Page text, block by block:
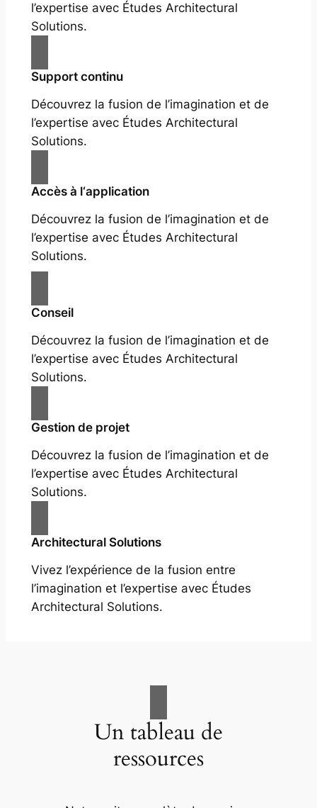
l’expertise avec Études Architectural
Solutions.
Support continu
Découvrez la fusion de l’imagination et de
l’expertise avec Études Architectural
Solutions.
Accès à l‘application
Découvrez la fusion de l’imagination et de
l’expertise avec Études Architectural
Solutions.
Conseil
Découvrez la fusion de l’imagination et de
l’expertise avec Études Architectural
Solutions.
Gestion de projet
Découvrez la fusion de l’imagination et de
l’expertise avec Études Architectural
Solutions.
Architectural Solutions
Vivez l’expérience de la fusion entre
l’imagination et l’expertise avec Études
Architectural Solutions.
Un tableau de
ressources